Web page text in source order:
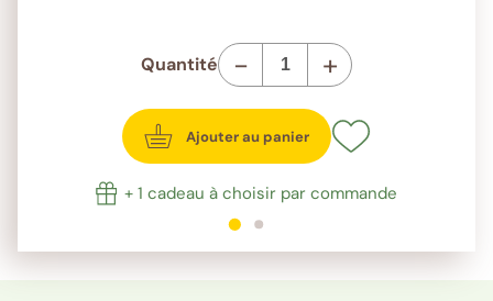
Quantité - +
Ajouter au panier
+ 1 cadeau à choisir par commande
1sur 2 2sur 2